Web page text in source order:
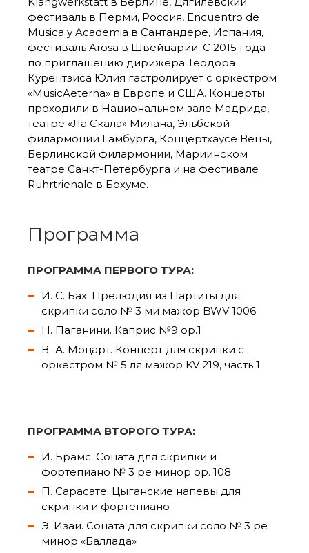
фестиваль в Перми, Россия, Encuentro de
Musica у Academia в Сантандере, Испания,
фестиваль Arosa в Швейцарии. С 2015 года
по приглашению дирижера Теодора
Курентзиса Юлия гастролирует с оркестром
«MusicAeterna» в Европе и США. Концерты
проходили в Национальном зале Мадрида,
театре «Ла Скала» Милана, Эльбской
филармонии Гамбурга, Концертхаусе Вены,
Берлинской филармонии, Мариинском
театре Санкт-Петербурга и на фестивале
Ruhrtrienale в Бохуме.
Программа
ПРОГРАММА ПЕРВОГО ТУРА:
И. С. Бах. Прелюдия из Партиты для
скрипки соло № 3 ми мажор BWV 1006
Н. Паганини. Каприс №9 ор.1
В.-А. Моцарт. Концерт для скрипки с
оркестром № 5 ля мажор KV 219, часть 1
ПРОГРАММА ВТОРОГО ТУРА:
И. Брамс. Соната для скрипки и
фортепиано № 3 ре минор ор. 108
П. Сарасате. Цыганские напевы для
скрипки и фортепиано
Э. Изаи. Соната для скрипки соло № 3 ре
минор «Баллада»